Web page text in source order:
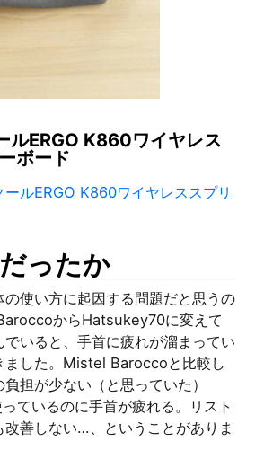
ルERGO K860ワイヤレス
ボード
ールERGO K860ワイヤレススプリ
ったか
の使い方に起因する問題だと思うの
からHatsukey70に変えて
でいると、手首に疲れが溜まってい
ました。Mistel Baroccoと比較し
担が少ない（と思っていた）
ているのに手首が疲れる。リスト
改善しない…、ということがありま